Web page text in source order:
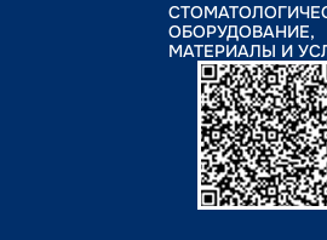
ОБОРУДОВАНИЕ,
МАТЕРИАЛЫ И